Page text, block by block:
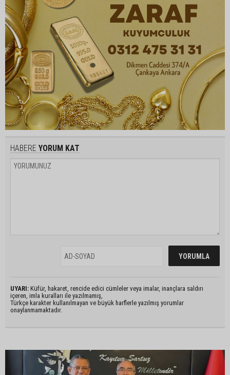
HABERE YORUM KAT
UYARI: Küfür, hakaret, rencide edici cümleler veya imalar, inançlara saldırı
içeren, imla kuralları ile yazılmamış,
Türkçe karakter kullanılmayan ve büyük harflerle yazılmış yorumlar
onaylanmamaktadır.